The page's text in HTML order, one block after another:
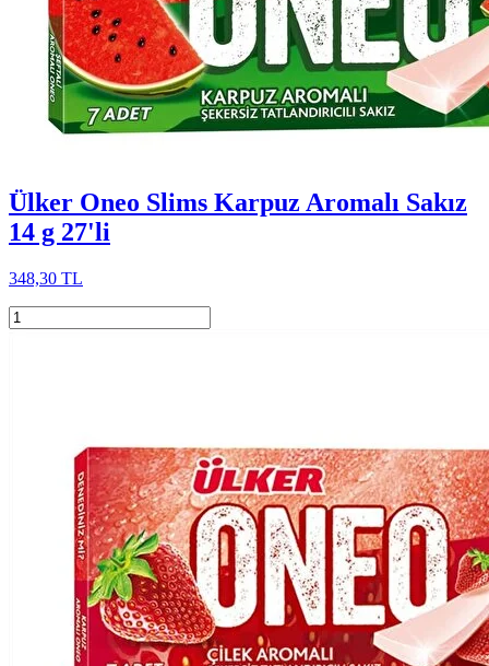
Ülker Oneo Slims Karpuz Aromalı Sakız
14 g 27'li
348,30 TL